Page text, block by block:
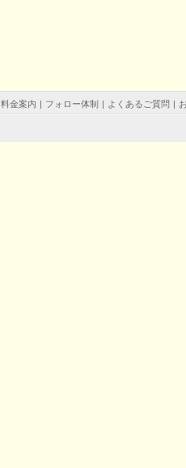
料金案内 | フォロー体制 | よくあるご質問 |